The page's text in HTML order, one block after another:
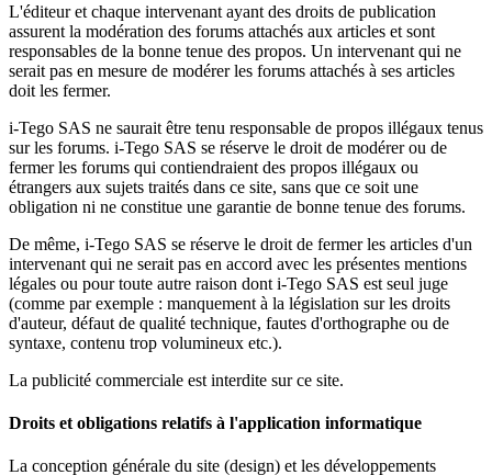
L'éditeur et chaque intervenant ayant des droits de publication
assurent la modération des forums attachés aux articles et sont
responsables de la bonne tenue des propos. Un intervenant qui ne
serait pas en mesure de modérer les forums attachés à ses articles
doit les fermer.
i-Tego SAS ne saurait être tenu responsable de propos illégaux tenus
sur les forums. i-Tego SAS se réserve le droit de modérer ou de
fermer les forums qui contiendraient des propos illégaux ou
étrangers aux sujets traités dans ce site, sans que ce soit une
obligation ni ne constitue une garantie de bonne tenue des forums.
De même, i-Tego SAS se réserve le droit de fermer les articles d'un
intervenant qui ne serait pas en accord avec les présentes mentions
légales ou pour toute autre raison dont i-Tego SAS est seul juge
(comme par exemple : manquement à la législation sur les droits
d'auteur, défaut de qualité technique, fautes d'orthographe ou de
syntaxe, contenu trop volumineux etc.).
La publicité commerciale est interdite sur ce site.
Droits et obligations relatifs à l'application informatique
La conception générale du site (design) et les développements